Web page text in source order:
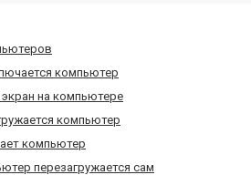
компьютер
экран на компьютере
компьютер
компьютер
перезагружается сам